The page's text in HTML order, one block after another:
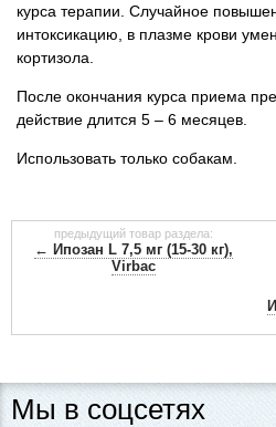
курса терапии. Случайное
интоксикацию, в плазме крови
кортизола.
После окончания курса приема
действие длится 5 – 6 месяцев.
Использовать только собакам.
предыдущий товар раздела:
← Ипозан L 7,5 мг (15-30 кг),
Virbac
Мы в соцсетях